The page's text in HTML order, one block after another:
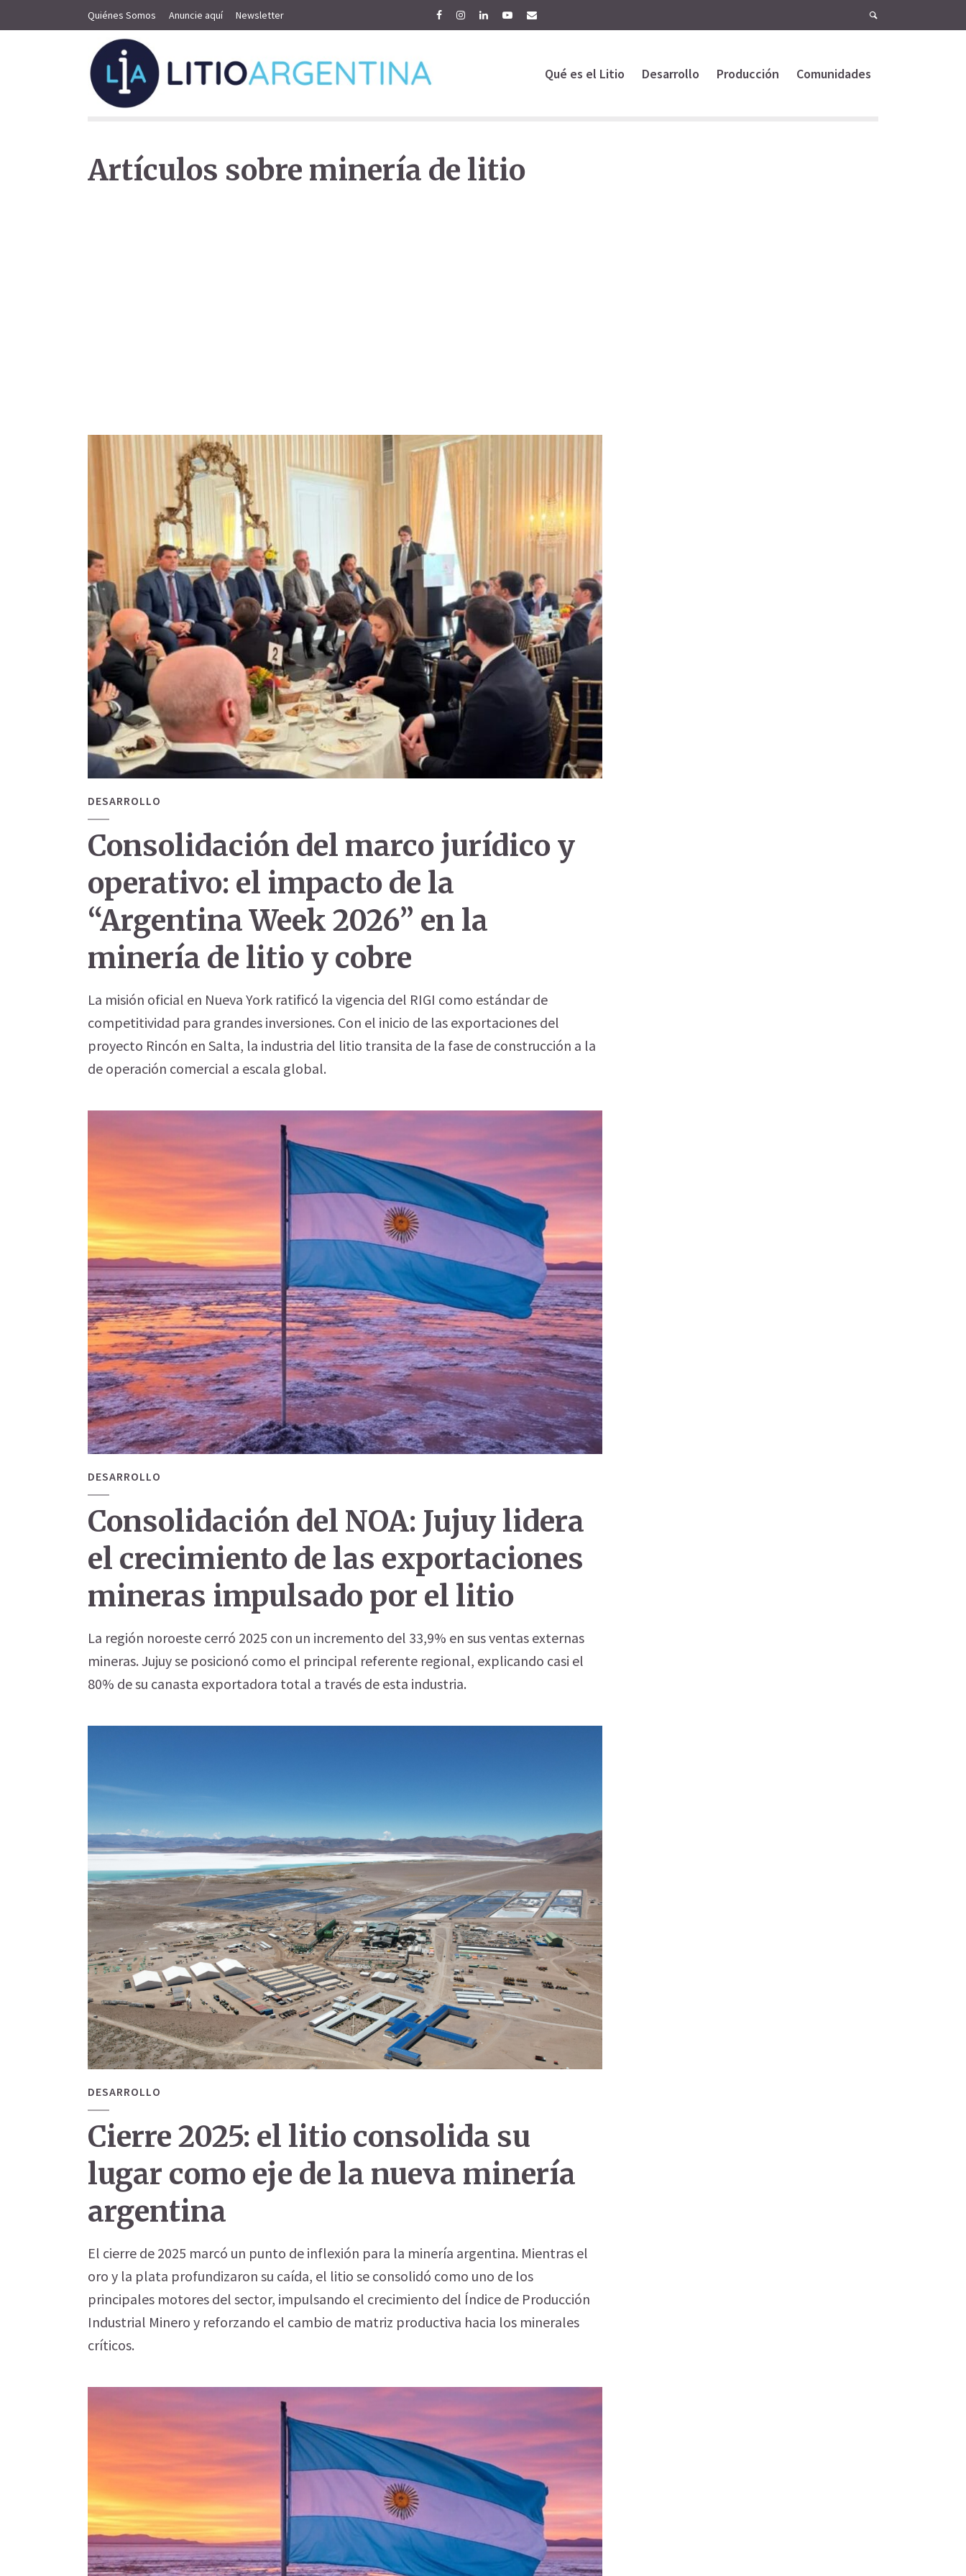
Quiénes Somos Anuncie aquí Newsletter
Qué es el Litio Desarrollo Producción Comunidades
Artículos sobre minería de litio
DESARROLLO
Consolidación del marco jurídico y
operativo: el impacto de la
“Argentina Week 2026” en la
minería de litio y cobre
La misión oficial en Nueva York ratificó la vigencia del RIGI como estándar de
competitividad para grandes inversiones. Con el inicio de las exportaciones del
proyecto Rincón en Salta, la industria del litio transita de la fase de construcción a la
de operación comercial a escala global.
DESARROLLO
Consolidación del NOA: Jujuy lidera
el crecimiento de las exportaciones
mineras impulsado por el litio
La región noroeste cerró 2025 con un incremento del 33,9% en sus ventas externas
mineras. Jujuy se posicionó como el principal referente regional, explicando casi el
80% de su canasta exportadora total a través de esta industria.
DESARROLLO
Cierre 2025: el litio consolida su
lugar como eje de la nueva minería
argentina
El cierre de 2025 marcó un punto de inflexión para la minería argentina. Mientras el
oro y la plata profundizaron su caída, el litio se consolidó como uno de los
principales motores del sector, impulsando el crecimiento del Índice de Producción
Industrial Minero y reforzando el cambio de matriz productiva hacia los minerales
críticos.